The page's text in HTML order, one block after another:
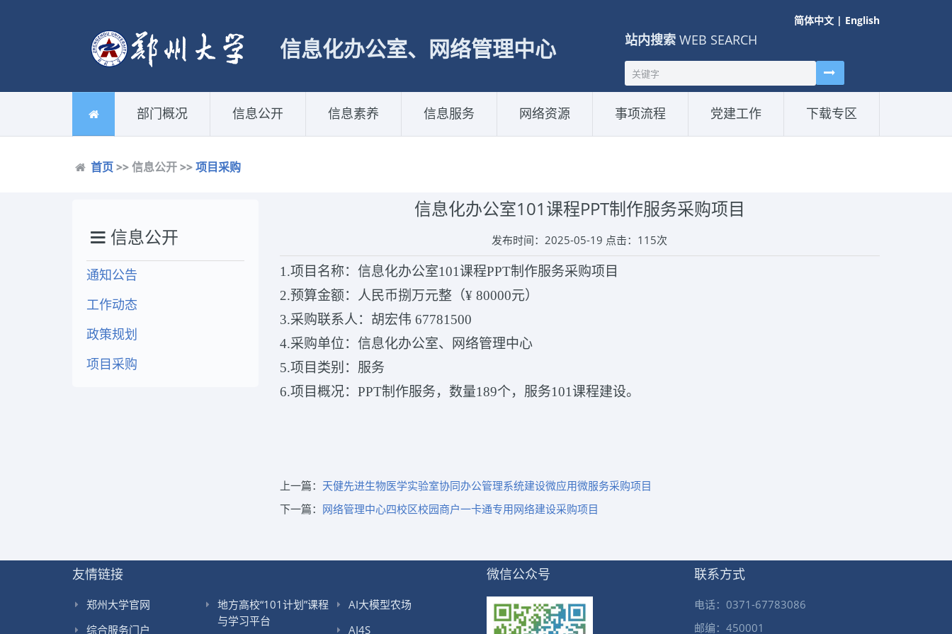
信息化办公室、网络管理中心
简体中文 | English
站内搜索 WEB SEARCH
部门概况 信息公开 信息素养 信息服务 网络资源 事项流程 党建工作 下载专区
首页>> 信息公开 >>项目采购
信息公开
通知公告
工作动态
政策规划
项目采购
信息化办公室101课程PPT制作服务采购项目
发布时间：2025-05-19 点击： 115次
1.项目名称：信息化办公室101课程PPT制作服务采购项目
2.预算金额：人民币捌万元整（¥ 80000元）
3.采购联系人：胡宏伟 67781500
4.采购单位：信息化办公室、网络管理中心
5.项目类别：服务
6.项目概况：PPT制作服务，数量189个，服务101课程建设。
上一篇： 天健先进生物医学实验室协同办公管理系统建设微应用微服务采购项目
下一篇： 网络管理中心四校区校园商户一卡通专用网络建设采购项目
友情链接
郑州大学官网
综合服务门户
地方高校“101计划”课程
与学习平台
AI大模型农场
AI4S
微信公众号 联系方式
电话：0371-67783086
邮编：450001